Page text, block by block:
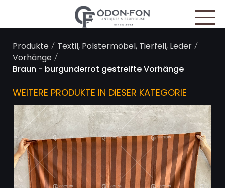
Produkte/ Textil, Polstermöbel, Tierfell, Leder/
Vorhänge/
Braun - burgunderrot gestreifte Vorhänge
WEITERE PRODUKTE IN DIESER KATEGORIE